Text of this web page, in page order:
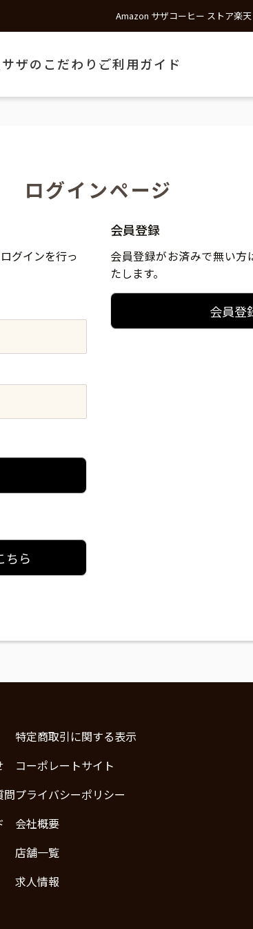
Amazon サザコーヒー ストア楽
サザのこだわり ご利用ガイド
ログインページ
グインを行っ
ちら
会員登録
会員登録がお済みで無い
たします。
会員登
問
特定商取引に関する表示
コーポレートサイト
プライバシーポリシー
会社概要
店舗一覧
求人情報